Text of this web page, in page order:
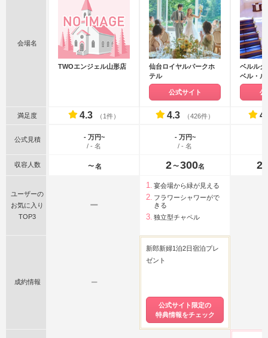
会場名
TWOエンジェル山形店
仙台ロイヤルパークホ
テル
公式サイト
ベルルク
ベル・ル
公
満足度 4.3 （1件） 4.3 （426件）
公式見積
- 万円~
/ - 名
- 万円~
/ - 名
収容人数 〜 名 2 〜 300名 2
ユーザーの
お気に入り
TOP3
ー
宴会場から緑が見える
フラワーシャワーがで
きる
独立型チャペル
成約情報 ー
新郎新婦1泊2日宿泊プレ
ゼント
公式サイト限定の
特典情報をチェック